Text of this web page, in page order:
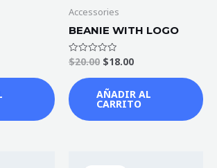
Accessories
BEANIE WITH LOGO
Valorado
en
de
5
$20.00 $18.00
AÑADIR AL
CARRITO